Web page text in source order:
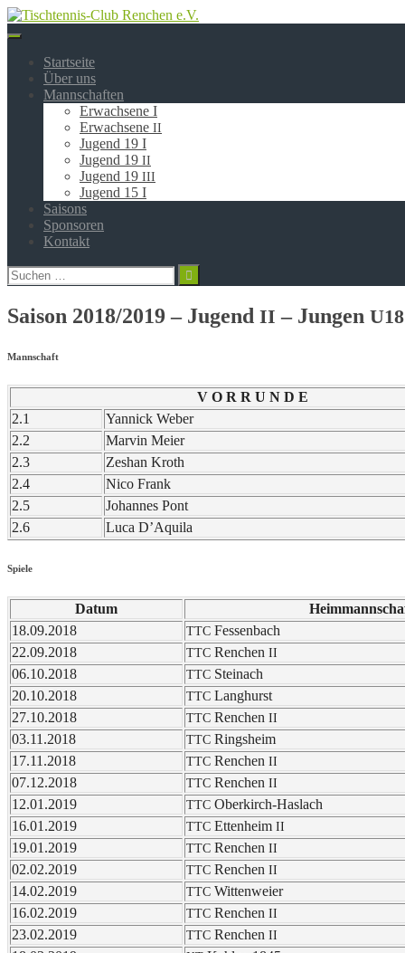
Springe
zum
Startseite
Über uns
Mannschaften
Erwachsene I
Erwachsene II
Jugend 19 I
Jugend 19 II
Jugend 19 III
Jugend 15 I
Saisons
Sponsoren
Kontakt
Suchen
nach:
Saison 2018/2019 – Jugend II – Jungen U18
Mannschaft
V O R R U N D E
2.1
Yannick Weber
2.2
Marvin Meier
2.3
Zeshan Kroth
2.4
Nico Frank
2.5
Johan­nes Pont
2.6
Luca D’Aqui­la
Spiele
Datum
18.09.2018
TTC Fessen­bach
22.09.2018 TTC Renchen II
06.10.2018
TTC Stein­ach
20.10.2018 TTC Lang­hurst
27.10.2018 TTC Renchen II
03.11.2018 TTC Rings­heim
17.11.2018 TTC Renchen II
07.12.2018
TTC Renchen II
12.01.2019
TTC Ober­kirch-Haslach
16.01.2019 TTC Etten­heim II
19.01.2019 TTC Renchen II
02.02.2019
TTC Renchen II
14.02.2019
TTC Witten­wei­er
16.02.2019 TTC Renchen II
23.02.2019
TTC Renchen II